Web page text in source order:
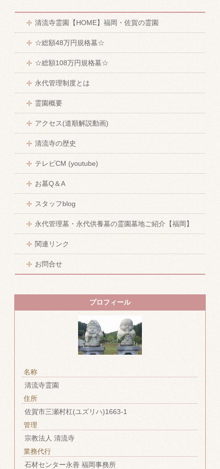
清流寺霊園【HOME】福岡・佐賀の霊園
☆総額48万円規格墓☆
☆総額108万円規格墓☆
永代管理制度とは
霊園概要
アクセス(道順解説動画)
清流寺の歴史
テレビCM (youtube)
お墓Q＆A
スタッフblog
永代管理墓・永代供養墓の霊園墓地ご紹介【福岡】
関連リンク
お問合せ
プロフィール
名称
清流寺霊園
住所
佐賀市三瀬村杠(ユズリハ)1663-1
管理
宗教法人 清流寺
業務代行
石材センター永善 福岡事務所